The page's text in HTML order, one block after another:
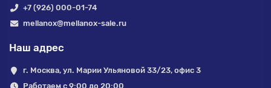
+7 (926) 000-01-74
mellanox@mellanox-sale.ru
Наш адрес
г. Москва, ул. Марии Ульяновой 33/23, офис 3
Работаем с 9:00 до 20:00